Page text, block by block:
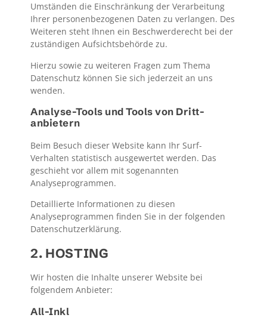
Umständen die Einschränkung der Verarbeitung
Ihrer personenbezogenen Daten zu verlangen. Des
Weiteren steht Ihnen ein Beschwerderecht bei der
zuständigen Aufsichtsbehörde zu.
Hierzu sowie zu weiteren Fragen zum Thema
Datenschutz können Sie sich jederzeit an uns
wenden.
Analyse-Tools und Tools von Dritt­
anbietern
Beim Besuch dieser Website kann Ihr Surf-
Verhalten statistisch ausgewertet werden. Das
geschieht vor allem mit sogenannten
Analyseprogrammen.
Detaillierte Informationen zu diesen
Analyseprogrammen finden Sie in der folgenden
Datenschutzerklärung.
2. HOSTING
Wir hosten die Inhalte unserer Website bei
folgendem Anbieter:
All-Inkl